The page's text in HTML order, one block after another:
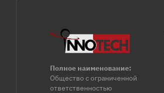
Полное наименование:
Общество с ограниченной
ответственностью